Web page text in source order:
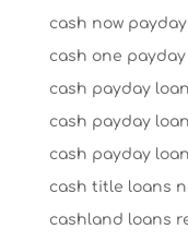
cash now
cash one
cash payday loan
cash payday
cash payday
cash title loans
cashland loans